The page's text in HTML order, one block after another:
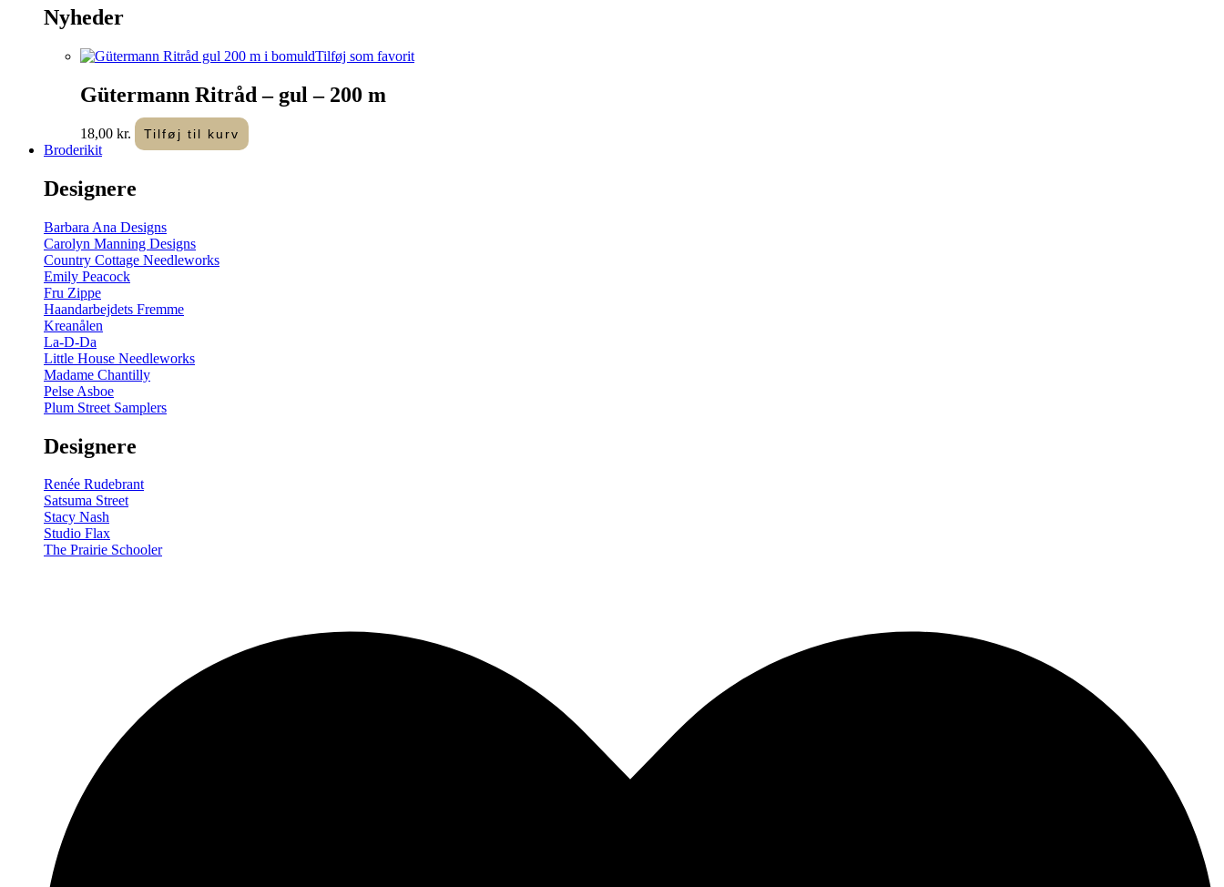
Nyheder
Tilføj som favorit
Gütermann Ritråd – gul – 200 m
18,00 kr. Tilføj til kurv
Broderikit
Designere
Barbara Ana Designs
Carolyn Manning Designs
Country Cottage Needleworks
Emily Peacock
Fru Zippe
Haandarbejdets Fremme
Kreanålen
La-D-Da
Little House Needleworks
Madame Chantilly
Pelse Asboe
Plum Street Samplers
Designere
Renée Rudebrant
Satsuma Street
Stacy Nash
Studio Flax
The Prairie Schooler